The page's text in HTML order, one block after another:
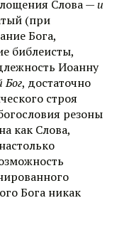
Слова —и
(при
Бога,
библеисты,
Иоанну
Бог, достаточно
строя
резоны
как Слова,
Бога никак